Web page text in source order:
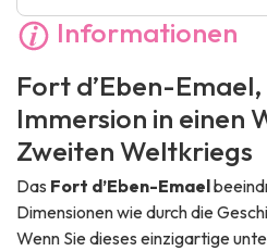
Informationen
Fort d’Eben-
Immersion in einen
Zweiten Weltkriegs
Das Fort d’Eben-Emael
Dimensionen wie durch die
Wenn Sie dieses einzigartige